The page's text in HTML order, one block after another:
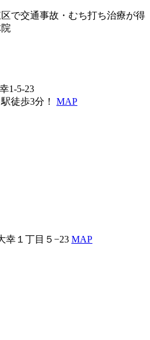
で交通事故・むち打ち治療が得
1-5-23
徒歩3分！ MAP
幸１丁目５−23 MAP